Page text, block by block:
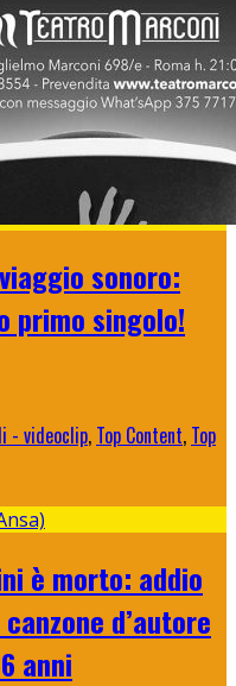
sonoro:
primo singolo!
- videoclip, Top Content, Top
è morto: addio
d’autore
anni